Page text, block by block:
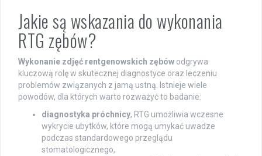
Jakie są wskazania do wykonania
RTG zębów?
Wykonanie zdjęć rentgenowskich zębów odgrywa
kluczową rolę w skutecznej diagnostyce oraz leczeniu
problemów związanych z jamą ustną. Istnieje wiele
powodów, dla których warto rozważyć to badanie:
diagnostyka próchnicy, RTG umożliwia wczesne
wykrycie ubytków, które mogą umykać uwadze
podczas standardowego przeglądu
stomatologicznego,